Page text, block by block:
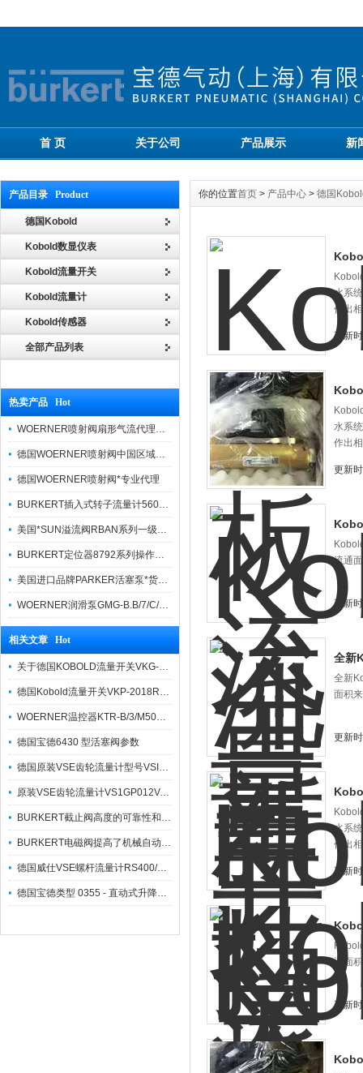
首 页 关于公司 产品展示 新
产品目录 Product
德国Kobold
Kobold数显仪表
Kobold流量开关
Kobold流量计
Kobold传感器
全部产品列表
热卖产品 Hot
WOERNER喷射阀扇形气流代理品牌价格优势
德国WOERNER喷射阀中国区域优势报价
德国WOERNER喷射阀*专业代理
BURKERT插入式转子流量计560860货真价实
美国*SUN溢流阀RBAN系列一级代理
BURKERT定位器8792系列操作方法简便
美国进口品牌PARKER活塞泵*货期快捷
WOERNER润滑泵GMG-B.B/7/C/0/G/0/08报价快
相关文章 Hot
关于德国KOBOLD流量开关VKG-2108ROR25介绍
德国Kobold流量开关VKP-2018R25S技术参数
WOERNER温控器KTR-B/3/M500/T5/T5/TA功能原理
德国宝德6430 型活塞阀参数
德国原装VSE齿轮流量计型号VSI0.02/1产品电气参数
原装VSE齿轮流量计VS1GP012V-32N11/4应用范围
BURKERT截止阀高度的可靠性和稳定性
BURKERT电磁阀提高了机械自动化程度
德国威仕VSE螺杆流量计RS400/10 GR012V性能特点
德国宝德类型 0355 - 直动式升降式衔铁阀
你的位置首页 > 产品中心 > 德国
水系
作出
更新
水系
作出
更新
流通
更新
全新
全新
面积
更新
水系
作出
更新
通面
更新